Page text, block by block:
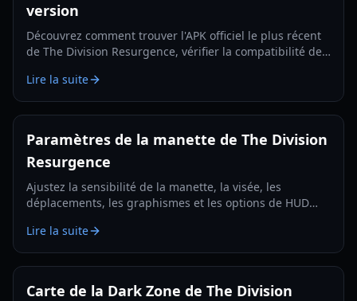
version
Découvrez comment trouver l'APK officiel le plus récent
de The Division Resurgence, vérifier la compatibilité de
avec des conseils adaptés aux débutants.
Lire la suite
Paramètres de la manette de The Division
Resurgence
Ajustez la sensibilité de la manette, la visée, les
déplacements, les graphismes et les options de HUD
de configuration 2026.
Lire la suite
Carte de la Dark Zone de The Division